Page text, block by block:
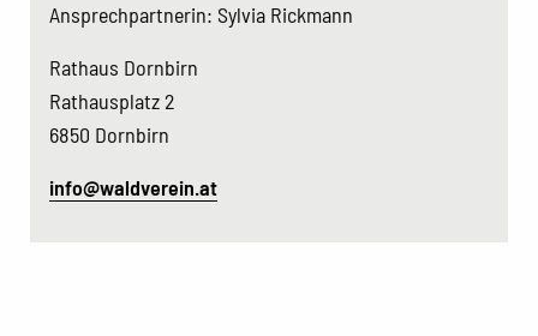
Ansprechpartnerin: Sylvia Rickmann
Rathaus Dornbirn
Rathausplatz 2
6850 Dornbirn
info@waldverein.at